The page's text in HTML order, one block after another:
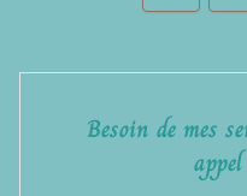
Besoin de mes